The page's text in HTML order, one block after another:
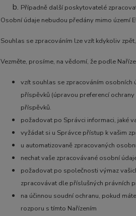
Případně další poskytovatelé
Osobní údaje nebudou předány mimo území
Souhlas se zpracováním lze vzít kdykoliv
Vezměte, prosíme, na vědomí, že podle
vzít souhlas se zpracováním osobních
příspěvků (úpravou preferencí
příspěvků.
požadovat po Správci informaci, jaké
vyžádat si u Správce přístup k vašim
u automatizovaně zpracovaných
nechat vaše zpracovávané osobní
požadovat po společnosti výmaz
zpracovávat dle příslušných právních
na účinnou soudní ochranu, pokud
rozporu s tímto Nařízením